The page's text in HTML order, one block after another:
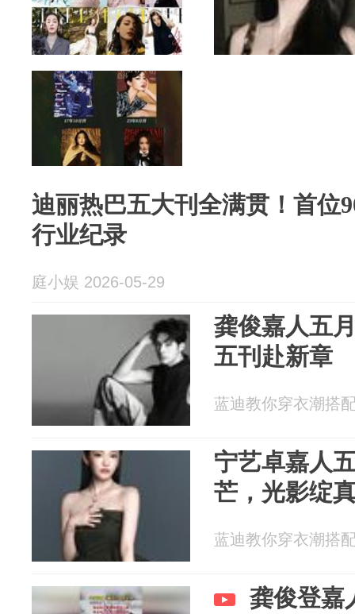
迪丽热巴五大刊全满贯！首位
行业纪录
庭小娱 2026-05-29
龚俊嘉人五
五刊赴新章
蓝迪教你穿衣潮搭
宁艺卓嘉人
芒，光影绽
蓝迪教你穿衣潮搭
龚俊登嘉